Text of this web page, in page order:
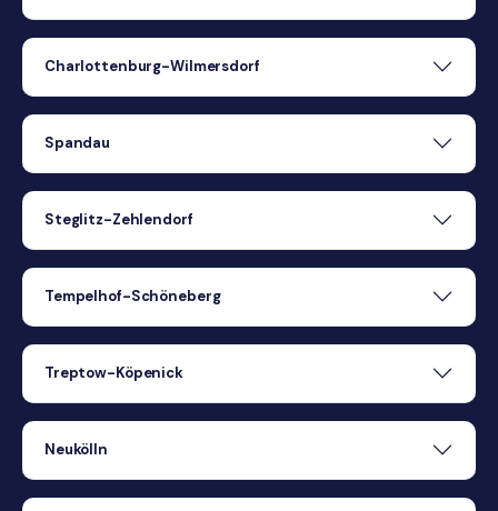
Charlottenburg-Wilmersdorf
Spandau
Steglitz-Zehlendorf
Tempelhof-Schöneberg
Treptow-Köpenick
Neukölln